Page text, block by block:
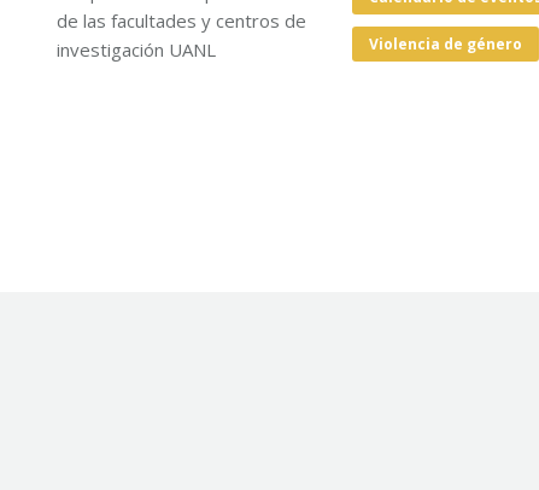
de las facultades y centros de
investigación UANL
Violencia de género